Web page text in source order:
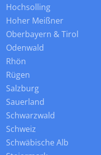
Hochsolling
Hoher Meißner
Oberbayern & Tirol
Odenwald
Rhön
Rügen
Salzburg
Sauerland
Schwarzwald
Schweiz
Schwäbische Alb